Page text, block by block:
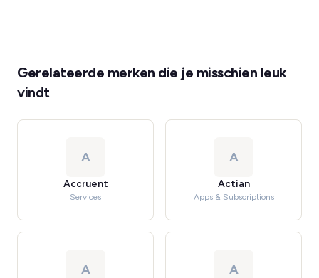
Gerelateerde merken die je misschien leuk
vindt
A
Accruent
Services
A
Actian
Apps & Subscriptions
A A